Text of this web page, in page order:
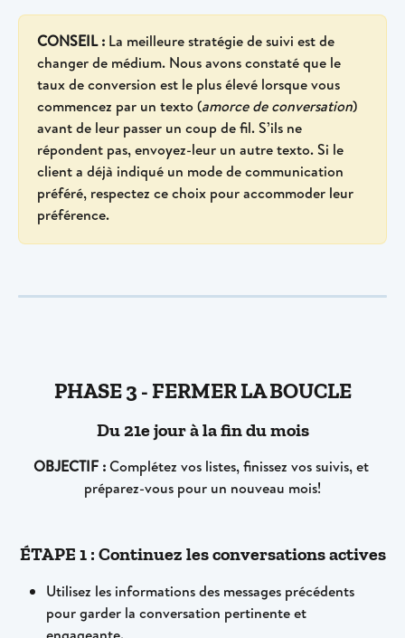
CONSEIL : La meilleure stratégie de suivi est de
changer de médium. Nous avons constaté que le
taux de conversion est le plus élevé lorsque vous
commencez par un texto (amorce de conversation)
avant de leur passer un coup de fil. S’ils ne
répondent pas, envoyez-leur un autre texto. Si le
client a déjà indiqué un mode de communication
préféré, respectez ce choix pour accommoder leur
préférence.
PHASE 3 - FERMER LA BOUCLE
Du 21e jour à la fin du mois
OBJECTIF : Complétez vos listes, finissez vos suivis, et
préparez-vous pour un nouveau mois!
ÉTAPE 1 : Continuez les conversations actives
Utilisez les informations des messages précédents
pour garder la conversation pertinente et